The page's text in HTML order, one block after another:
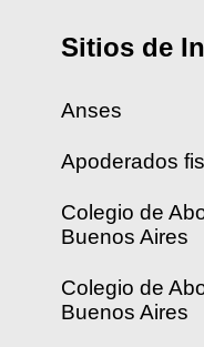
Sitios de
Anses
Apoderados
Colegio de
Buenos Aires
Colegio de
Buenos Aires